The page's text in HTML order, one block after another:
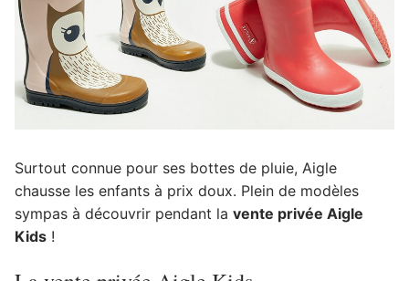
Surtout connue pour ses bottes de pluie, Aigle
chausse les enfants à prix doux. Plein de modèles
sympas à découvrir pendant la vente privée Aigle
Kids !